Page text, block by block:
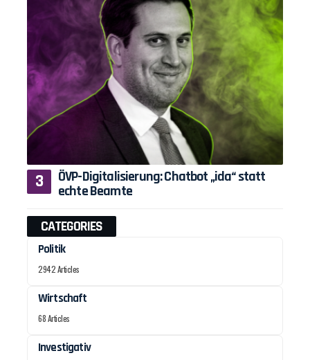
ÖVP-Digitalisierung: Chatbot „ida“ statt
echte Beamte
CATEGORIES
Politik
2942 Articles
Wirtschaft
68 Articles
Investigativ